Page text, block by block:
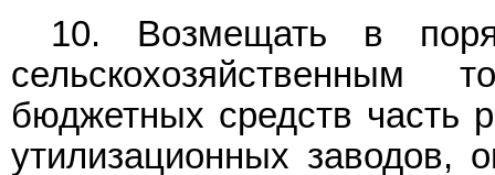
10. Возмещать в
сельскохозяйственным
бюджетных средств часть
утилизационных заводов,